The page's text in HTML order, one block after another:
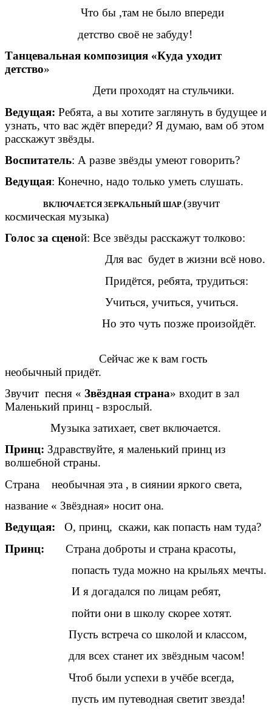
Что бы ,там не было впереди
детство своё не забуду!
Танцевальная композиция «Куда уходит
детство»
Дети проходят на стульчики.
Ведущая: Ребята, а вы хотите заглянуть в будущее и
узнать, что вас ждёт впереди? Я думаю, вам об этом
расскажут звёзды.
Воспитатель: А разве звёзды умеют говорить?
Ведущая: Конечно, надо только уметь слушать.
ВКЛЮЧАЕТСЯ ЗЕРКАЛЬНЫЙ ШАР (звучит
космическая музыка)
Голос за сценой: Все звёзды расскажут толково:
Для вас будет в жизни всё ново.
Придётся, ребята, трудиться:
Учиться, учиться, учиться.
Но это чуть позже произойдёт.
Сейчас же к вам гость
необычный придёт.
Звучит песня « Звёздная страна» входит в зал
Маленький принц - взрослый.
Музыка затихает, свет включается.
Принц: Здравствуйте, я маленький принц из
волшебной страны.
Страна необычная эта , в сиянии яркого света,
название « Звёздная» носит она.
Ведущая:
О, принц, скажи, как попасть нам туда?
Принц: Страна доброты и страна красоты,
попасть туда можно на крыльях мечты.
И я догадался по лицам ребят,
пойти они в школу скорее хотят.
Пусть встреча со школой и классом,
для всех станет их звёздным часом!
Чтоб были успехи в учёбе всегда,
пусть им путеводная светит звезда!